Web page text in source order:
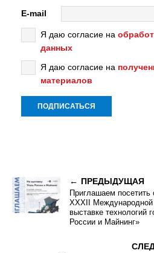
E-mail
Я даю согласие на
данных
Я даю согласие на
материалов
ПРЕДЫДУЩАЯ
Приглашаем
XXXII Международной
выставке технологий
России и Майнинг»